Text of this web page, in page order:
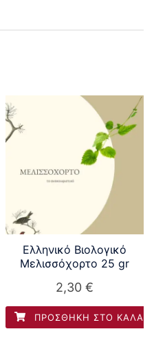
Ελληνικό Βιολογικό
Μελισσόχορτο 25 gr
2,30€
ΠΡΟΣΘΉΚΗ ΣΤΟ ΚΑΛΆΘΙ